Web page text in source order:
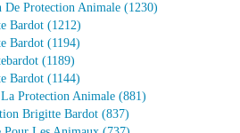
De Protection Animale (1230)
Bardot (1212)
Bardot (1194)
(1189)
Bardot (1144)
Protection Animale (881)
Brigitte Bardot (837)